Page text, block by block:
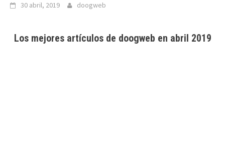
30 abril, 2019 doogweb
Los mejores artículos de doogweb en abril 2019